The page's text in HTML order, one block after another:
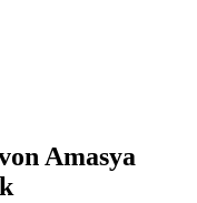
Amasya